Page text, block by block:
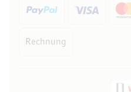
Rechnung